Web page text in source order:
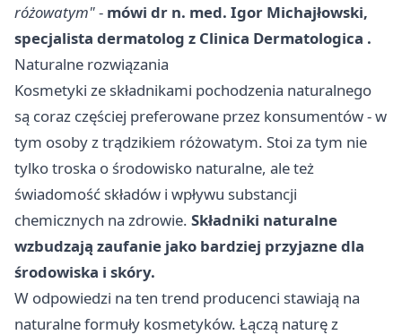
różowatym"- mówi dr n. med. Igor Michajłowski,
specjalista dermatolog z Clinica Dermatologica .
Naturalne rozwiązania
Kosmetyki ze składnikami pochodzenia naturalnego
są coraz częściej preferowane przez konsumentów - w
tym osoby z trądzikiem różowatym. Stoi za tym nie
tylko troska o środowisko naturalne, ale też
świadomość składów i wpływu substancji
chemicznych na zdrowie. Składniki naturalne
wzbudzają zaufanie jako bardziej przyjazne dla
środowiska i skóry.
W odpowiedzi na ten trend producenci stawiają na
naturalne formuły kosmetyków. Łączą naturę z